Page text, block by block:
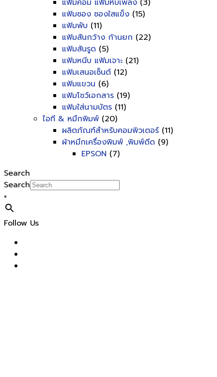
แฟ้มคอม แฟ้มหีบเพลง (3)
แฟ้มซอง ซองใสแข็ง (15)
แฟ้มพับ (11)
แฟ้มสันกว้าง ก้านยก (22)
แฟ้มสันรูด (5)
แฟ้มหนีบ แฟ้มเจาะ (21)
แฟ้มเสนอเซ็นต์ (12)
แฟ้มแขวน (6)
แฟ้มโชว์เอกสาร (19)
แฟ้มใส่นามบัตร (11)
ไอที & หมึกพิมพ์ (20)
ผลิตภัณฑ์สำหรับคอมพิวเตอร์ (11)
ผ้าหมึกเครื่องพิมพ์ ,พิมพ์ดีด (9)
EPSON (7)
Search
Search
×
Follow Us